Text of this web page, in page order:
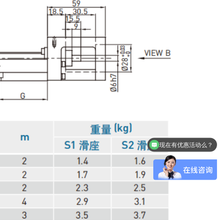
现在有优惠活动么？